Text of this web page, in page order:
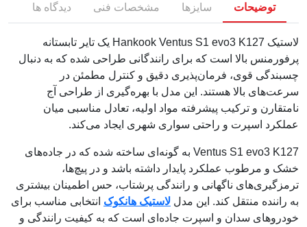
توضیحات سایزها مشخصات فنی دیدگاه ها
لاستیک Hankook Ventus S1 evo3 K127 یک تایر تابستانه
پرفورمنس بالا است که برای رانندگانی طراحی شده که به دنبال
چسبندگی قوی، فرمان‌پذیری دقیق و کنترل مطمئن در
سرعت‌های بالا هستند. این مدل با بهره‌گیری از طراحی آج
نامتقارن و ترکیب پیشرفته مواد اولیه، تعادل مناسبی میان
عملکرد اسپرت و راحتی سواری شهری ایجاد می‌کند.
Ventus S1 evo3 K127 به گونه‌ای ساخته شده که در جاده‌های
خشک و مرطوب عملکرد پایدار داشته باشد و در پیچ‌ها،
ترمزگیری‌های ناگهانی و رانندگی پرشتاب، حس اطمینان بیشتری
به راننده منتقل کند. این مدل لاستیک هانکوک انتخابی مناسب برای
خودروهای سدان و اسپرت جاده‌ای است که به کیفیت رانندگی و